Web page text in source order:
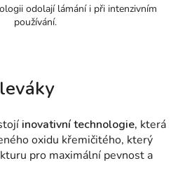
odolají lámání i při intenzivním
používání.
inovativní technologie, která
oxidu křemičitého, který
pro maximální pevnost a